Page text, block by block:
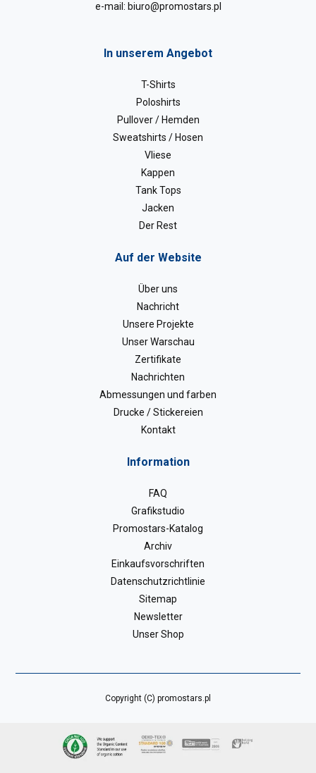
e-mail: biuro@promostars.pl
In unserem Angebot
T-Shirts
Poloshirts
Pullover / Hemden
Sweatshirts / Hosen
Vliese
Kappen
Tank Tops
Jacken
Der Rest
Auf der Website
Über uns
Nachricht
Unsere Projekte
Unser Warschau
Zertifikate
Nachrichten
Abmessungen und farben
Drucke / Stickereien
Kontakt
Information
FAQ
Grafikstudio
Promostars-Katalog
Archiv
Einkaufsvorschriften
Datenschutzrichtlinie
Sitemap
Newsletter
Unser Shop
Copyright (C) promostars.pl